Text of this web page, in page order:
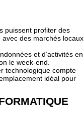
puissent profiter des
des marchés locaux,
et d’activités en
le week-end.
technologique compte
idéal pour